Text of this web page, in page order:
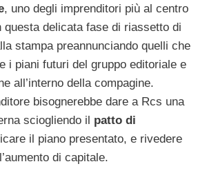
, uno degli imprenditori più al centro
questa delicata fase di riassetto di
stampa preannunciando quelli che
i piani futuri del gruppo editoriale e
all’interno della compagine.
bisognerebbe dare a Rcs una
sciogliendo il patto di
il piano presentato, e rivedere
di capitale.